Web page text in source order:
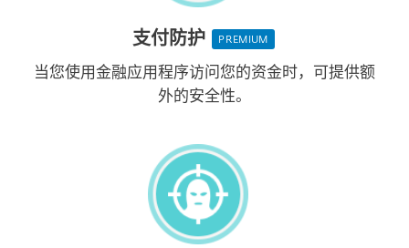
支付防护 PREMIUM
当您使用金融应用程序访问您的资金时，可提供额
外的安全性。